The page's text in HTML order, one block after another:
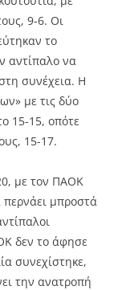
9-6. Οι
το
αντίπαλο να
συνέχεια. Η
με τις δύο
15-15, οπότε
15-17.
με τον ΠΑΟΚ
περνάει μπροστά
δεν το άφησε
συνεχίστηκε,
την ανατροπή